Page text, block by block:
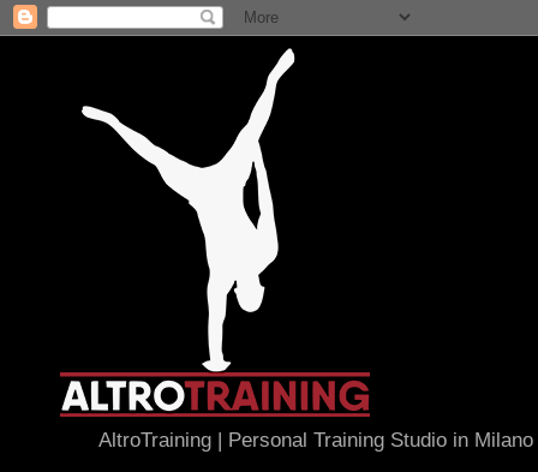
AltroTraining | Personal Training Studio in Milano